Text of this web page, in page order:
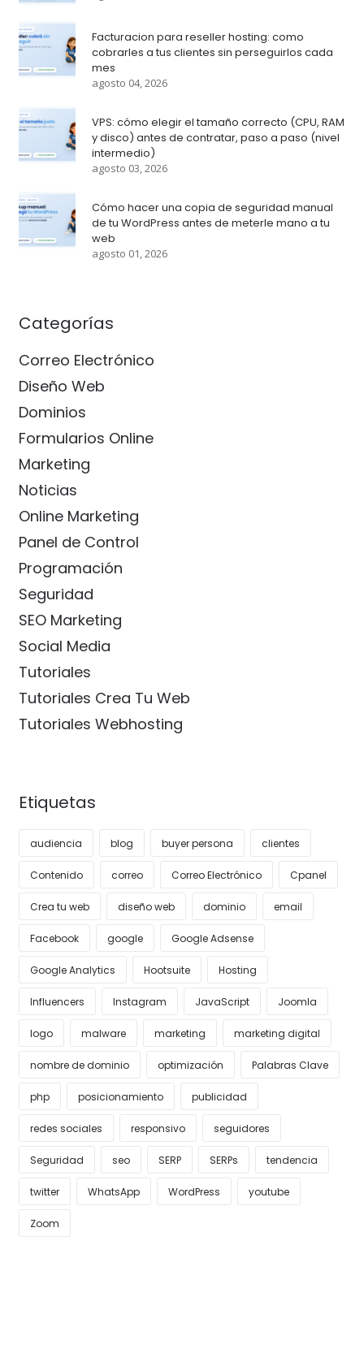
Facturacion para reseller hosting: como
cobrarles a tus clientes sin perseguirlos cada
mes
agosto 04, 2026
VPS: cómo elegir el tamaño correcto (CPU, RAM
y disco) antes de contratar, paso a paso (nivel
intermedio)
agosto 03, 2026
Cómo hacer una copia de seguridad manual
de tu WordPress antes de meterle mano a tu
web
agosto 01, 2026
Categorías
Correo Electrónico
Diseño Web
Dominios
Formularios Online
Marketing
Noticias
Online Marketing
Panel de Control
Programación
Seguridad
SEO Marketing
Social Media
Tutoriales
Tutoriales Crea Tu Web
Tutoriales Webhosting
Etiquetas
audiencia blog buyer persona clientes
Contenido correo Correo Electrónico Cpanel
Crea tu web diseño web dominio email
Facebook google Google Adsense
Google Analytics Hootsuite Hosting
Influencers Instagram JavaScript Joomla
logo malware marketing marketing digital
nombre de dominio optimización Palabras Clave
php posicionamiento publicidad
redes sociales responsivo seguidores
Seguridad seo SERP SERPs tendencia
twitter WhatsApp WordPress youtube
Zoom